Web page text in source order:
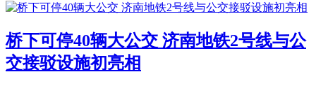
桥下可停40辆大公交 济南地铁2号线与公
交接驳设施初亮相